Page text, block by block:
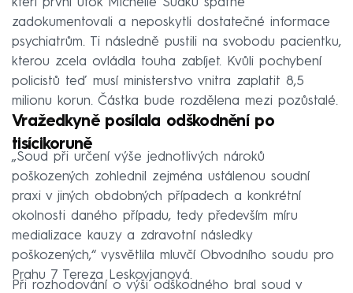
zadokumentovali a neposkytli dostatečné informace
psychiatrům. Ti následně pustili na svobodu pacientku,
kterou zcela ovládla touha zabíjet. Kvůli pochybení
policistů teď musí ministerstvo vnitra zaplatit 8,5
milionu korun. Částka bude rozdělena mezi pozůstalé.
Vražedkyně posílala odškodnění po
tisícikoruně
„Soud při určení výše jednotlivých nároků
poškozených zohlednil zejména ustálenou soudní
praxi v jiných obdobných případech a konkrétní
okolnosti daného případu, tedy především míru
medializace kauzy a zdravotní následky
poškozených,“ vysvětlila mluvčí Obvodního soudu pro
Prahu 7 Tereza Leskovjanová.
Při rozhodování o výši odškodného bral soud v